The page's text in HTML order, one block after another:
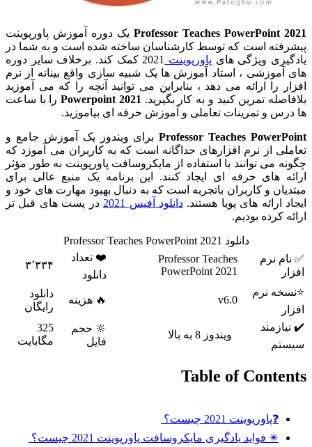
Professor Teaches PowerPoint 2021 یک دوره آموزش پاورپوینت
پیشرفته است که توسط کارشناسان ساخته شده است و به شما در
یادگیری ویژگی های پاورپوینت
2021 کمک کند. برخلاف سایر دوره
های آموزشی ، استاد آموزش ها یک شبیه سازی واقع بینانه از نرم
افزار را ارائه می دهد ، بنابراین می توانید آنچه را که می آموزید
بلافاصله تمرین کنید و به کار بگیرید. Powerpoint 2021را با ساعت
ها درس و تمرینات تعاملی و آموزش حرفه ای بیاموزید.
Professor Teaches PowerPointبرای ویندوز یک آموزش جامع و
تعاملی از نرم افزارهای جداگانه است که به کاربران می آموزد که
چگونه می توانند با استفاده از مایکروسافت پاورپوینت به طور مؤثر
ارائه های حرفه ای ایجاد کنند. این برنامه یک منبع عالی برای
مبتدیان و کاربران باتجربه است که به دنبال بهبود مهارت های خود و
ایجاد ارائه های پویا هستند.دانلود آفیس 2021
در پست های قبل تر
ارائه کرده بودیم.
دانلود Professor Teaches PowerPoint 2021
✅ نام نرم
افزار
Professor Teaches
PowerPoint 2021
❤️ تعداد
دانلود
۳٬۳۳۴
⭐نسخه نرم
افزار
v6.0 🔥 هزینه
دانلود
رایگان
✔️ نیازمند
سیستم
ویندوز 8 به بالا
🔆 حجم
فایل
325
مگابایت
Table of Contents
❓پاورپوینت 2021 چیست؟
✴️ فواید یادگیری مایکروسافت پاورپوینت 2021 چیست؟